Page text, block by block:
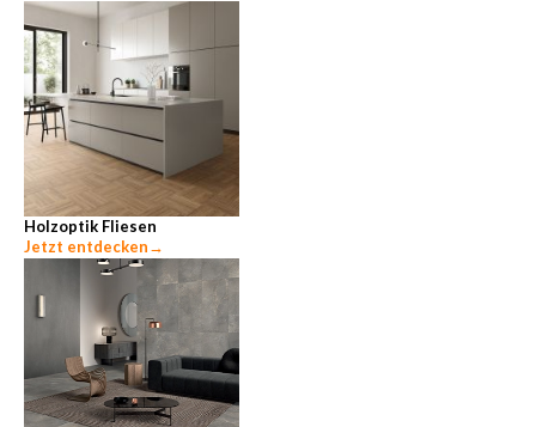
Holzoptik Fliesen
Jetzt entdecken→